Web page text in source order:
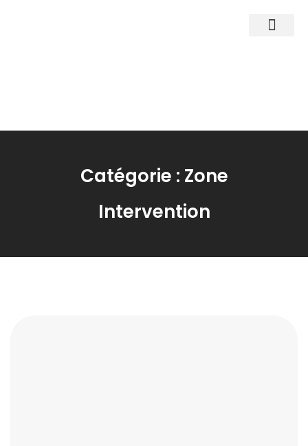
Catégorie : Zone
Intervention